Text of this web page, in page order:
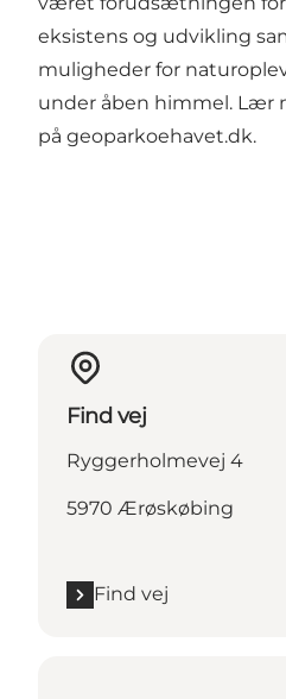
eksistens og udvikling
muligheder for
under åben himmel. Lær
på geoparkoehavet.dk.
Find vej
Ryggerholmevej 4
5970 Ærøskøbing
Find vej